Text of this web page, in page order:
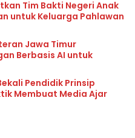
Tim Bakti Negeri Anak
untuk Keluarga Pahlawan
Jawa Timur
Berbasis AI untuk
Pendidik Prinsip
Membuat Media Ajar